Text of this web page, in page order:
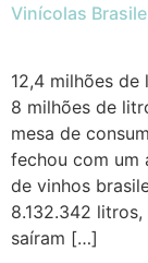
Vinícolas
12,4 milhões
8 milhões de
mesa de
fechou com um
de vinhos
8.132.342
saíram […]